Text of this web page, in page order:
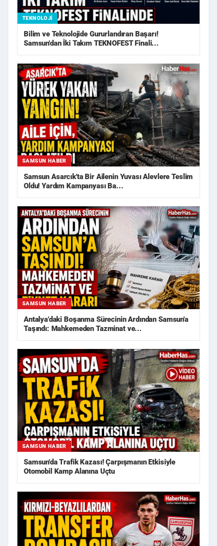
TEKNOLOJI
Bilim ve Teknolojide Gururlandıran Başarı!
Samsun'dan İki Takım TEKNOFEST Finali...
SAMSUN HABER
Samsun Asarcık'ta Bir Ailenin Yuvası Alevlere Teslim
Oldu! Yardım Kampanyası Ba...
SAMSUN HABER
Antalya'daki Boşanma Sürecinin Ardından Samsun'a
Taşındı: Mahkemeden Tazminat ve...
SAMSUN HABER
Samsun'da Trafik Kazası! Çarpışmanın Etkisiyle
Otomobil Kamp Alanına Uçtu